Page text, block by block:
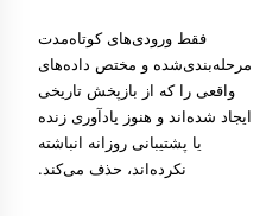
فقط ورودی‌های کوتاه‌مدت
مرحله‌بندی‌شده و مختص داده‌های
واقعی را که از بازپخش تاریخی
ایجاد شده‌اند و هنوز یادآوری زنده
یا پشتیبانی روزانه انباشته
نکرده‌اند، حذف می‌کند.